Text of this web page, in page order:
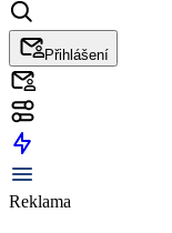
Přihlášení
Reklama